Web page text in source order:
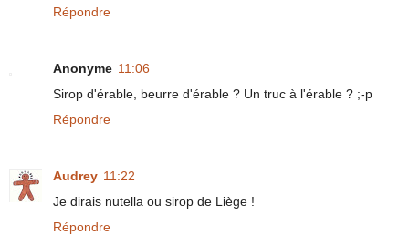
Répondre
Anonyme 11:06
Sirop d'érable, beurre d'érable ? Un truc à l'érable ? ;-p
Répondre
Audrey 11:22
Je dirais nutella ou sirop de Liège !
Répondre